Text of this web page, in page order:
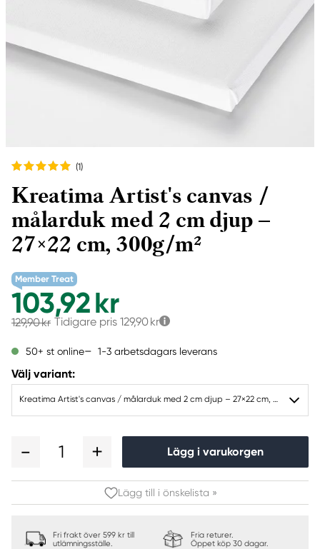
(1)
Kreatima Artist's canvas /
målarduk med 2 cm djup –
27×22 cm, 300g/m²
Member Treat
103,92 kr
129,90 kr Tidigare pris 129,90 kr
50+ st online 1-3 arbetsdagars leverans
Välj variant:
Kreatima Artist's canvas / målarduk med 2 cm djup – 27×22 cm, 300g/m²
1 Lägg i varukorgen
Lägg till i önskelista »
Fri frakt över 599 kr till
utlämningsställe.
Fria returer.
Öppet köp 30 dagar.